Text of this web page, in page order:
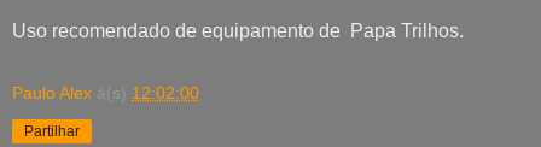
Uso recomendado de equipamento de Papa Trilhos.
Paulo Alex à(s) 12:02:00
Partilhar